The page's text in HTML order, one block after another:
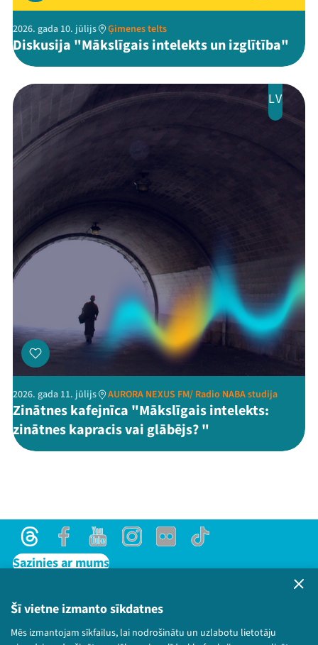
Šī vietne izmanto sīkdatnes
Mēs izmantojam sīkfailus, lai nodrošinātu un uzlabotu lietotāju
ThreadsFacebookYoutube
X Instagram
Flick TikTok
2026. gada 10. jūlijs Ģimenes telts
Diskusija "Mākslīgais intelekts un izglītība"
LV
2026. gada 11. jūlijs AURORA NEXUS FM/ Radio NABA studija
Zinātnes kafejnīca "Mākslīgais intelekts:
zinātnes kapracis vai glābējs? "
ThreadsFacebookYoutubeInstagram
Flick TikTok
Sazinies ar mums
Lietošanas noteikumi un sīkdatņu politika
Bērnu aizsardzības politika